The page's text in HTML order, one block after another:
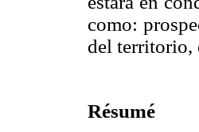
como:
del territorio,
Résumé